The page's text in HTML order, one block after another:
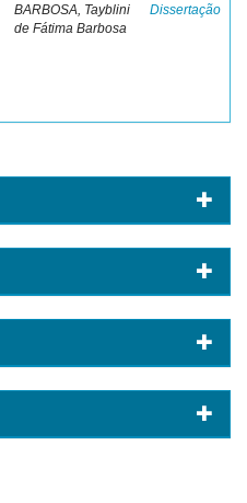
BARBOSA, Tayblini
de Fátima Barbosa
Dissertação